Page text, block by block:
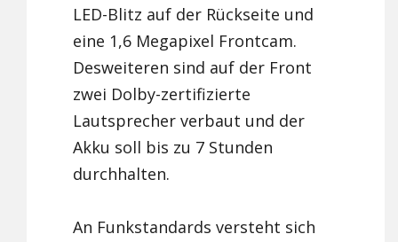
LED-Blitz auf der Rückseite und
eine 1,6 Megapixel Frontcam.
Desweiteren sind auf der Front
zwei Dolby-zertifizierte
Lautsprecher verbaut und der
Akku soll bis zu 7 Stunden
durchhalten.
An Funkstandards versteht sich